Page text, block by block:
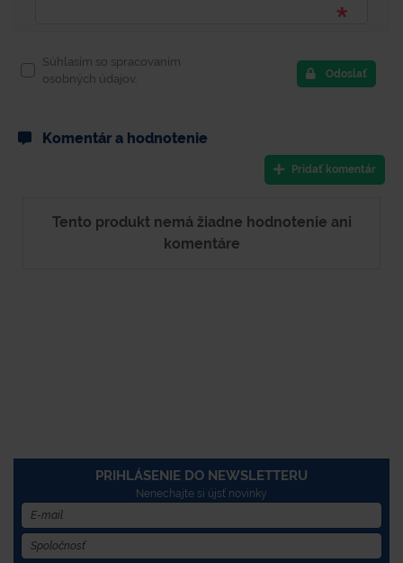
Súhlasím so spracovaním
osobných údajov.
Odoslať
Komentár a hodnotenie
Pridať komentár
Tento produkt nemá žiadne hodnotenie ani
komentáre
PRIHLÁSENIE DO NEWSLETTERU
Nenechajte si újsť novinky